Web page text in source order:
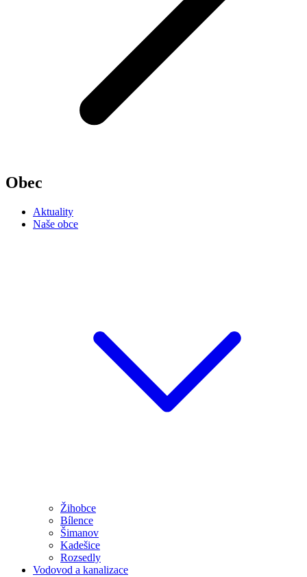
Obec
Aktuality
Naše obce
Žihobce
Bílence
Šimanov
Kadešice
Rozsedly
Vodovod a kanalizace